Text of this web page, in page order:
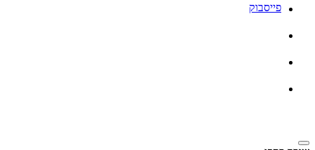
פייסבוק